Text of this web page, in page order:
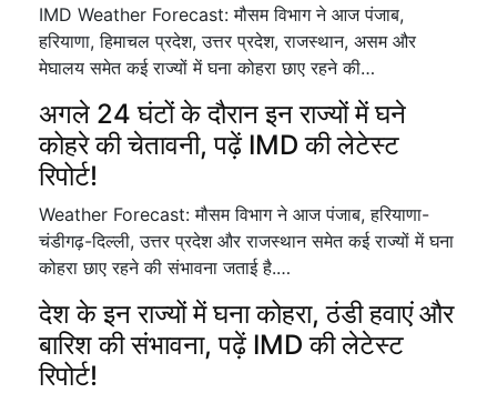
IMD Weather Forecast: मौसम विभाग ने आज पंजाब,
हरियाणा, हिमाचल प्रदेश, उत्तर प्रदेश, राजस्थान, असम और
मेघालय समेत कई राज्यों में घना कोहरा छाए रहने की…
अगले 24 घंटों के दौरान इन राज्यों में घने
कोहरे की चेतावनी, पढ़ें IMD की लेटेस्ट
रिपोर्ट!
Weather Forecast: मौसम विभाग ने आज पंजाब, हरियाणा-
चंडीगढ़-दिल्ली, उत्तर प्रदेश और राजस्थान समेत कई राज्यों में घना
कोहरा छाए रहने की संभावना जताई है.…
देश के इन राज्यों में घना कोहरा, ठंडी हवाएं और
बारिश की संभावना, पढ़ें IMD की लेटेस्ट
रिपोर्ट!